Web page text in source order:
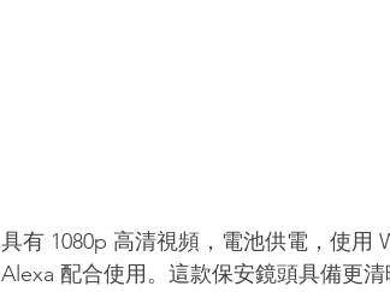
具有 1080p 高清視頻，電池供電，使用
Alexa 配合使用。這款保安鏡頭具備更